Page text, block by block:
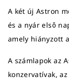
A két új Astron
és a nyár első
amely hiányzott
A számlapok az
konzervatívak,